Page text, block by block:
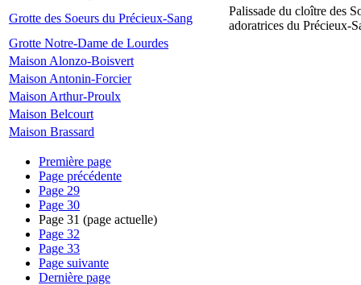
Grotte des Soeurs du Précieux-Sang
Palissade du cloître des
adoratrices du Précieux-
Grotte Notre-Dame de Lourdes
Maison Alonzo-Boisvert
Maison Antonin-Forcier
Maison Arthur-Proulx
Maison Belcourt
Maison Brassard
Première page
Page précédente
Page 29
Page 30
Page 31 (page actuelle)
Page 32
Page 33
Page suivante
Dernière page